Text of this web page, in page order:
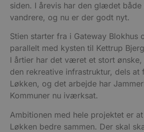
siden. I årevis har den glædet
vandrere, og nu er der godt nyt.
Stien starter fra i Gateway
parallelt med kysten til Kettrup
I årtier har det været et stort
den rekreative infrastruktur, dels
Løkken, og det arbejde har
Kommuner nu iværksat.
Ambitionen med hele projektet er
Løkken bedre sammen. Der skal